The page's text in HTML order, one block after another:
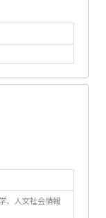
、人文社会情報